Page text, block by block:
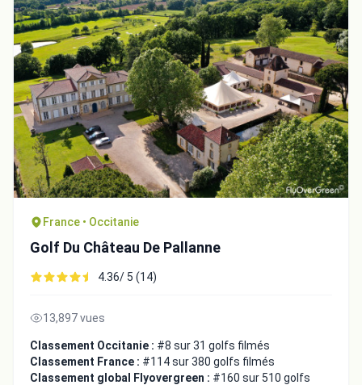
France • Occitanie
Golf Du Château De Pallanne
4.36/ 5 (14)
13,897 vues
Classement Occitanie : #8 sur 31 golfs filmés
Classement France : #114 sur 380 golfs filmés
Classement global Flyovergreen : #160 sur 510 golfs